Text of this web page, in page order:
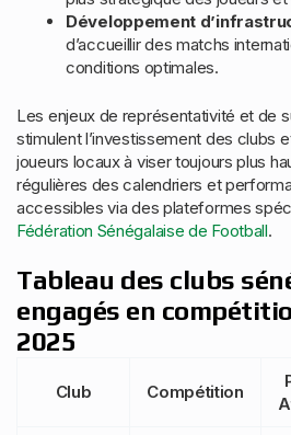
Développement
d’accueillir des matchs
conditions optimales.
Les enjeux de représentativité et de
stimulent l’investissement des clubs
joueurs locaux à viser toujours plus
régulières des calendriers et
accessibles via des plateformes
Fédération Sénégalaise de Football.
Tableau des clubs
engagés en
2025
Club Compétition